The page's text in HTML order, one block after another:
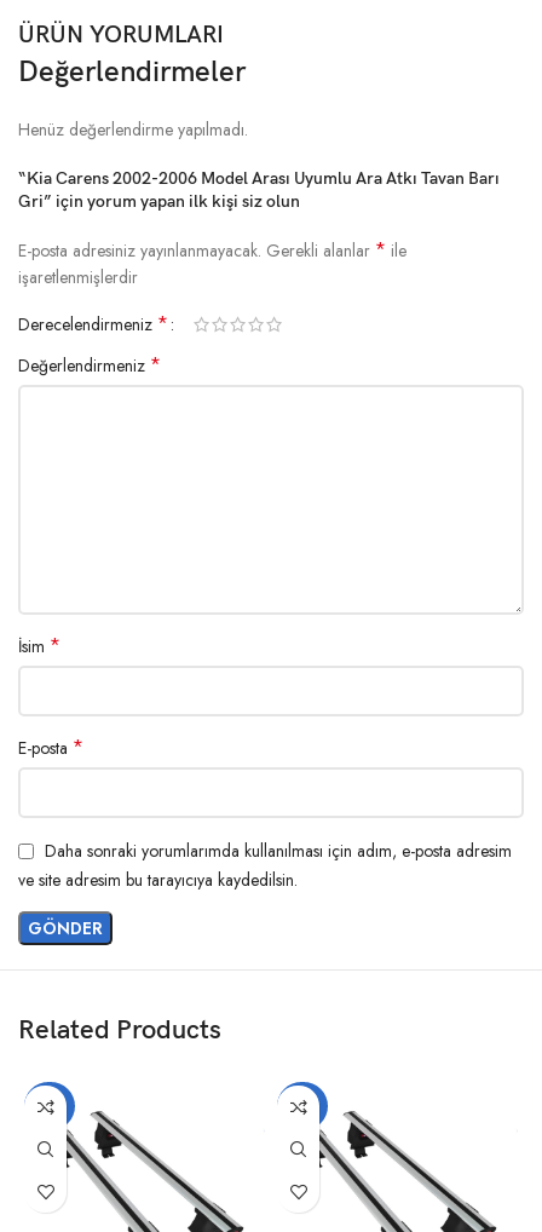
ÜRÜN YORUMLARI
Değerlendirmeler
Henüz değerlendirme yapılmadı.
“Kia Carens 2002-2006 Model Arası Uyumlu Ara Atkı Tavan Barı
Gri” için yorum yapan ilk kişi siz olun
E-posta adresiniz yayınlanmayacak. Gerekli alanlar * ile
işaretlenmişlerdir
Derecelendirmeniz *
Değerlendirmeniz *
İsim *
E-posta *
Daha sonraki yorumlarımda kullanılması için adım, e-posta adresim
ve site adresim bu tarayıcıya kaydedilsin.
Related Products
-20% -20%